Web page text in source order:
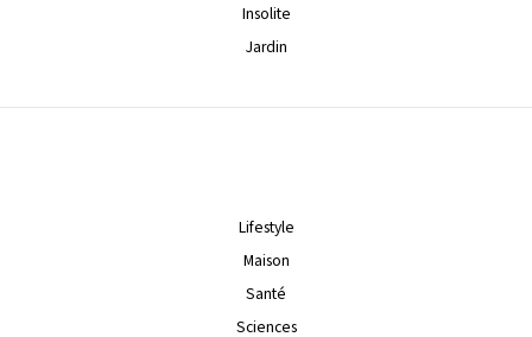
Insolite
Jardin
Lifestyle
Maison
Santé
Sciences